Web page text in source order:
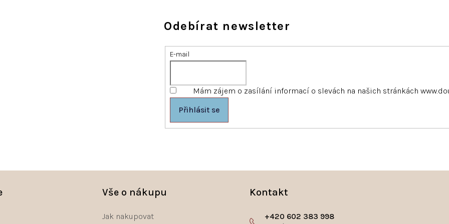
Odebírat newsletter
E-mail
Mám zájem o zasílání informací o slevách na našich stránkách
Přihlásit se
Vše o nákupu
Jak nakupovat
Kontakt
+420 602 383 998